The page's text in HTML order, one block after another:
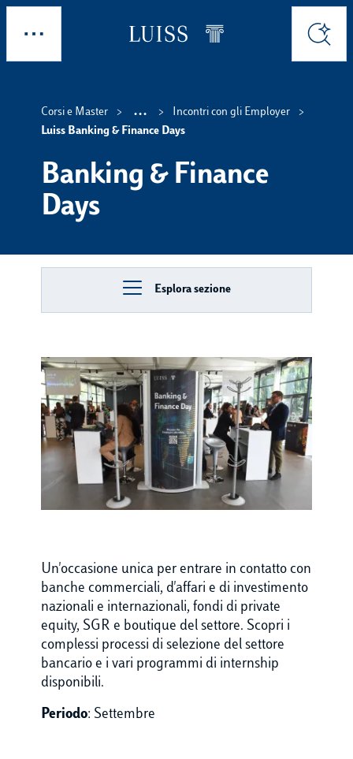
Skip to main content
Cerca
Corsi e Master ...
Show intermediate
Incontri con gli Employer
Luiss Banking & Finance Days
Banking & Finance
Days
Esplora sezione
Un'occasione unica per entrare in contatto con
banche commerciali, d'affari e di investimento
nazionali e internazionali, fondi di private
equity, SGR e boutique del settore. Scopri i
complessi processi di selezione del settore
bancario e i vari programmi di internship
disponibili.
Periodo: Settembre